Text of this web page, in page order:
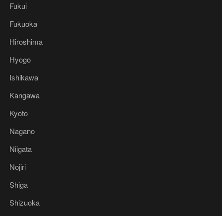
Fukui
Fukuoka
Hiroshima
Hyogo
Ishikawa
Kangawa
Kyoto
Nagano
Niigata
Nojiri
Shiga
Shizuoka